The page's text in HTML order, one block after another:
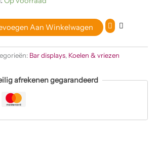
Aan Winkelwagen
Bar displays, Koelen & vriezen
afrekenen gegarandeerd